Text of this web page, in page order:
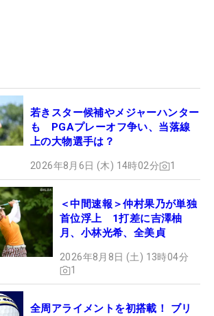
ゴルフジャーナリスト）
若きスター候補やメジャーハンター
も PGAプレーオフ争い、当落線
上の大物選手は？
2026年8月6日 (木) 14時02分 1
＜中間速報＞仲村果乃が単独
首位浮上 1打差に吉澤柚
月、小林光希、全美貞
2026年8月8日 (土) 13時04分
1
全周アライメントを初搭載！ ブリ